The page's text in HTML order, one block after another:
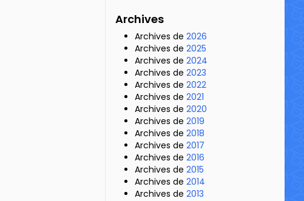
Archives
Archives de 2026
Archives de 2025
Archives de 2024
Archives de 2023
Archives de 2022
Archives de 2021
Archives de 2020
Archives de 2019
Archives de 2018
Archives de 2017
Archives de 2016
Archives de 2015
Archives de 2014
Archives de 2013